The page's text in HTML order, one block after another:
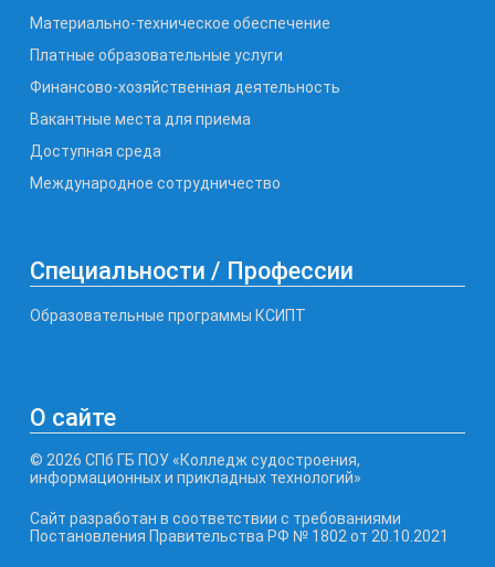
Материально-техническое обеспечение
Платные образовательные услуги
Финансово-хозяйственная деятельность
Вакантные места для приема
Доступная среда
Международное сотрудничество
Специальности / Профессии
Образовательные программы КСИПТ
О сайте
© 2026 СПб ГБ ПОУ «Колледж судостроения,
информационных и прикладных технологий»
Сайт разработан в соответствии с требованиями
Постановления Правительства РФ № 1802 от 20.10.2021